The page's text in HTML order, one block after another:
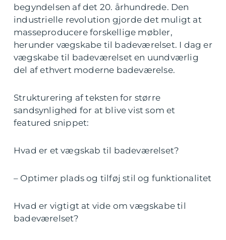
begyndelsen af det 20. århundrede. Den
industrielle revolution gjorde det muligt at
masseproducere forskellige møbler,
herunder vægskabe til badeværelset. I dag er
vægskabe til badeværelset en uundværlig
del af ethvert moderne badeværelse.
Strukturering af teksten for større
sandsynlighed for at blive vist som et
featured snippet:
Hvad er et vægskab til badeværelset?
– Optimer plads og tilføj stil og funktionalitet
Hvad er vigtigt at vide om vægskabe til
badeværelset?